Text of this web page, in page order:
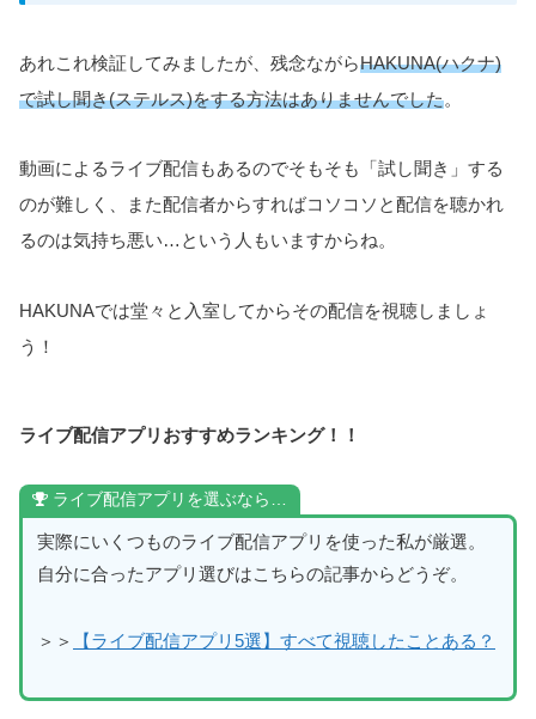
あれこれ検証してみましたが、残念ながらHAKUNA(ハクナ)
で試し聞き(ステルス)をする方法はありませんでした。
動画によるライブ配信もあるのでそもそも「試し聞き」する
のが難しく、また配信者からすればコソコソと配信を聴かれ
るのは気持ち悪い…という人もいますからね。
HAKUNAでは堂々と入室してからその配信を視聴しましょ
う！
ライブ配信アプリおすすめランキング！！
ライブ配信アプリを選ぶなら…
実際にいくつものライブ配信アプリを使った私が厳選。
自分に合ったアプリ選びはこちらの記事からどうぞ。
＞＞ 【ライブ配信アプリ5選】すべて視聴したことある？